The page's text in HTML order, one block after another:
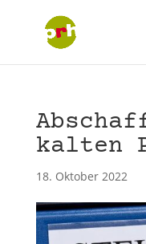
kalten
18. Oktober 2022